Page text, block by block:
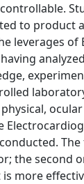
to
leverages
the second
more